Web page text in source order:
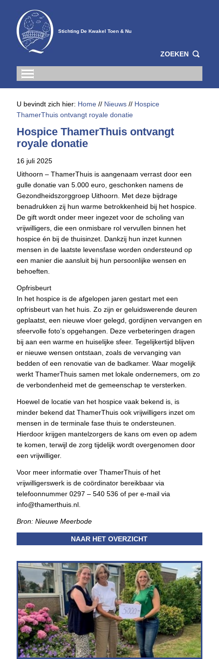
Stichting De Kwakel Toen & Nu
ZOEKEN
U bevindt zich hier: Home// Nieuws// Hospice
ThamerThuis ontvangt royale donatie
Hospice ThamerThuis ontvangt
royale donatie
16 juli 2025
Uithoorn – ThamerThuis is aangenaam verrast door een
gulle donatie van 5.000 euro, geschonken namens de
Gezondheidszorggroep Uithoorn. Met deze bijdrage
benadrukken zij hun warme betrokkenheid bij het hospice.
De gift wordt onder meer ingezet voor de scholing van
vrijwilligers, die een onmisbare rol vervullen binnen het
hospice én bij de thuisinzet. Dankzij hun inzet kunnen
mensen in de laatste levensfase worden ondersteund op
een manier die aansluit bij hun persoonlijke wensen en
behoeften.
Opfrisbeurt
In het hospice is de afgelopen jaren gestart met een
opfrisbeurt van het huis. Zo zijn er geluidswerende deuren
geplaatst, een nieuwe vloer gelegd, gordijnen vervangen en
sfeervolle foto’s opgehangen. Deze verbeteringen dragen
bij aan een warme en huiselijke sfeer. Tegelijkertijd blijven
er nieuwe wensen ontstaan, zoals de vervanging van
bedden of een renovatie van de badkamer. Waar mogelijk
werkt ThamerThuis samen met lokale ondernemers, om zo
de verbondenheid met de gemeenschap te versterken.
Hoewel de locatie van het hospice vaak bekend is, is
minder bekend dat ThamerThuis ook vrijwilligers inzet om
mensen in de terminale fase thuis te ondersteunen.
Hierdoor krijgen mantelzorgers de kans om even op adem
te komen, terwijl de zorg tijdelijk wordt overgenomen door
een vrijwilliger.
Voor meer informatie over ThamerThuis of het
vrijwilligerswerk is de coördinator bereikbaar via
telefoonnummer 0297 – 540 536 of per e-mail via
info@thamerthuis.nl.
Bron: Nieuwe Meerbode
NAAR HET OVERZICHT